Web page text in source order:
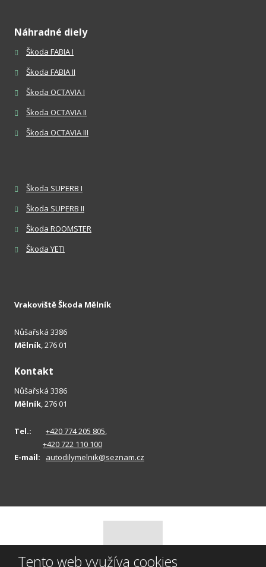
Náhradné diely
Škoda FABIA I
Škoda FABIA II
Škoda OCTAVIA I
Škoda OCTAVIA II
Škoda OCTAVIA III
Škoda SUPERB I
Škoda SUPERB II
Škoda ROOMSTER
Škoda YETI
Vrakoviště Škoda Mělník
Nůšařská 3386
Mělník, 276 01
Kontakt
Nůšařská 3386
Mělník, 276 01
Tel.: +420 774 205 805,
+420 722 110 100
E-mail:
autodilymelnik@seznam.cz
Tento web využíva cookies